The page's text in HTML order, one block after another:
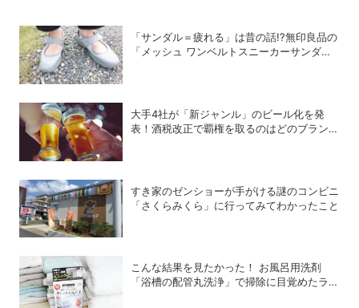
「サンダル＝疲れる」は昔の話!?無印良品の
「メッシュ ワンベルトスニーカーサンダ
大手4社が「新ジャンル」のビール化を発
表！酒税改正で覇権を取るのはどのブランド
すき家のゼンショーが手がける謎のコンビニ
「さくらみくら」に行ってみてわかったこと
こんな結果を見たかった！ お風呂用洗剤
「浴槽の配管丸洗浄」で掃除に目覚めたライ